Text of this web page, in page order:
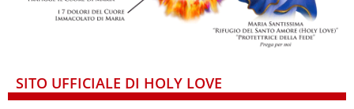
SITO UFFICIALE DI HOLY LOVE